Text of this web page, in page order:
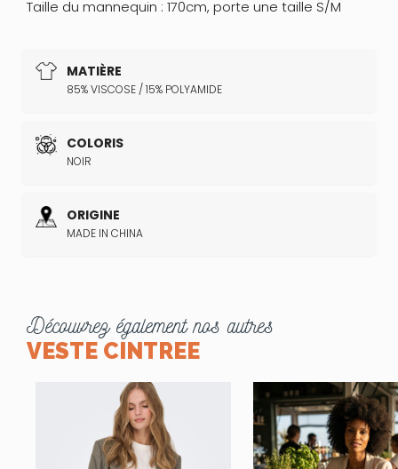
MATIÈRE
85% VISCOSE / 15% POLYAMIDE
COLORIS
NOIR
ORIGINE
MADE IN CHINA
Taille du mannequin : 170cm, porte une taille S/M
Découvrez également nos autres
VESTE CINTREE